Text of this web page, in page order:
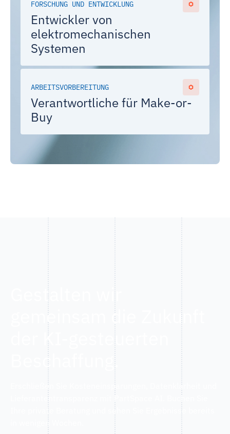
FORSCHUNG UND ENTWICKLUNG
Entwickler von
elektromechanischen
Systemen
ARBEITSVORBEREITUNG
Verantwortliche für Make-or-
Buy
Gestalten wir
gemeinsam die Zukunft
der KI-gesteuerten
Beschaffung.
Erschließen Sie Kosteneinsparungen, Datenklarheit und
Lieferantentransparenz mit PartSpace AI. Buchen Sie
Ihre private Beratung und sehen Sie Ergebnisse bereits
in wenigen Wochen.